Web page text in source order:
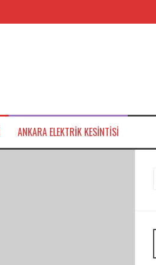
ANKARA ELEKTRIK KESINTISI